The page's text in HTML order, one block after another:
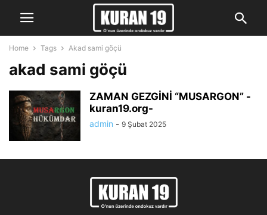
Home Tags Akad sami göçü
akad sami göçü
ZAMAN GEZGİNİ “MUSARGON” -
kuran19.org-
admin - 9 Şubat 2025